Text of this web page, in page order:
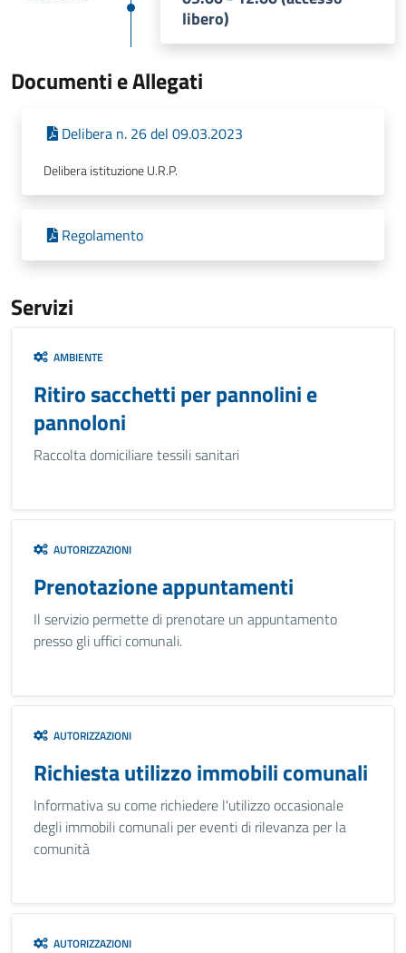
libero)
Documenti e Allegati
Delibera n. 26 del 09.03.2023
Delibera istituzione U.R.P.
Regolamento
Servizi
AMBIENTE
Ritiro sacchetti per pannolini e
pannoloni
Raccolta domiciliare tessili sanitari
AUTORIZZAZIONI
Prenotazione appuntamenti
Il servizio permette di prenotare un appuntamento
presso gli uffici comunali.
AUTORIZZAZIONI
Richiesta utilizzo immobili comunali
Informativa su come richiedere l'utilizzo occasionale
degli immobili comunali per eventi di rilevanza per la
comunità
AUTORIZZAZIONI